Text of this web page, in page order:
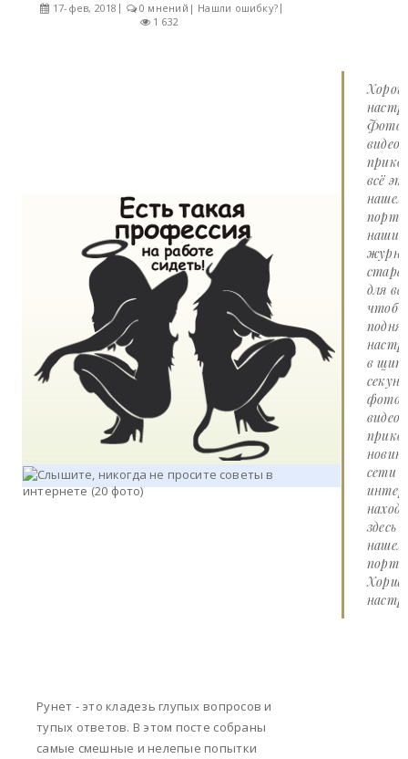
17-фев, 2018 0 мнений | Нашли ошибку?
1 632
Фото
видео
всё
нашем
наши
для
чтоб
в
фото
видео
сети
здесь
нашем
Рунет - это кладезь глупых вопросов и
тупых ответов. В этом посте собраны
самые смешные и нелепые попытки